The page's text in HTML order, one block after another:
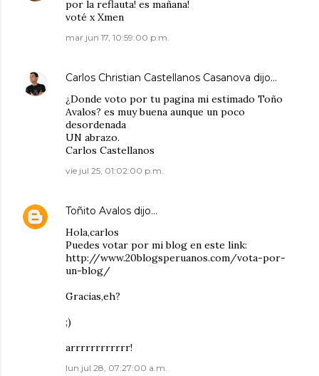
por la reflauta! es mañana!
voté x Xmen
mar jun 17, 10:59:00 p.m.
Carlos Christian Castellanos Casanova dijo…
¿Donde voto por tu pagina mi estimado Toño
Avalos? es muy buena aunque un poco
desordenada
UN abrazo.
Carlos Castellanos
vie jul 25, 01:02:00 p.m.
Toñito Avalos dijo…
Hola,carlos
Puedes votar por mi blog en este link:
http://www.20blogsperuanos.com/vota-por-
un-blog/
Gracias,eh?
;)
arrrrrrrrrrrr!
lun jul 28, 07:27:00 a.m.